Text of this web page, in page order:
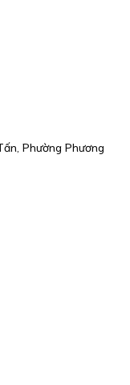
Phường Phương